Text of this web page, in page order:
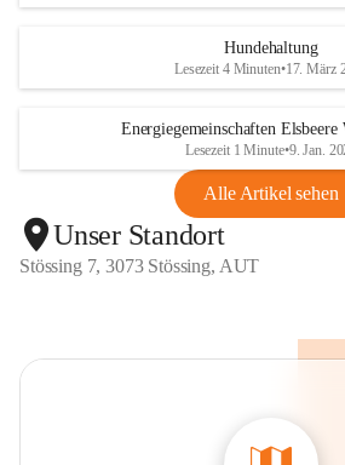
Hundehaltung
Lesezeit 4 Minuten•17. März
Energiegemeinschaften Elsbeere
Lesezeit 1 Minute•9. Jan.
Alle Artikel sehen
Unser Standort
Stössing 7, 3073 Stössing, AUT